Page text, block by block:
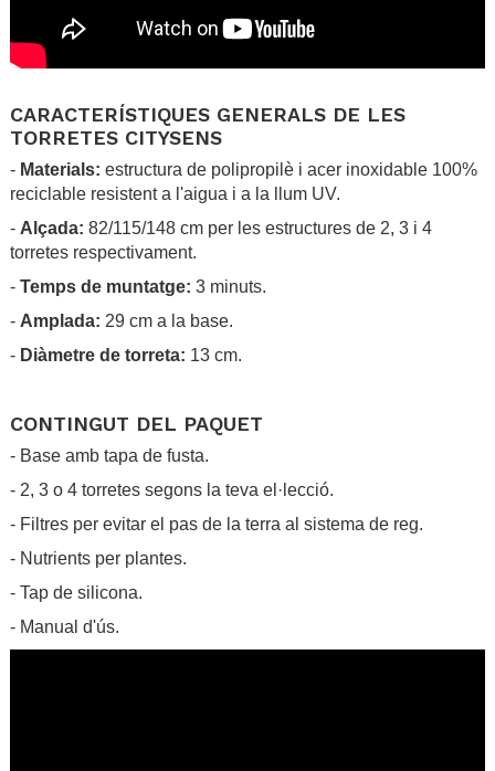
CARACTERÍSTIQUES GENERALS DE LES
TORRETES CITYSENS
- Materials: estructura de polipropilè i acer inoxidable 100%
reciclable resistent a l'aigua i a la llum UV.
- Alçada: 82/115/148 cm per les estructures de 2, 3 i 4
torretes respectivament.
- Temps de muntatge: 3 minuts.
- Amplada: 29 cm a la base.
- Diàmetre de torreta: 13 cm.
CONTINGUT DEL PAQUET
- Base amb tapa de fusta.
- 2, 3 o 4 torretes segons la teva el·lecció.
- Filtres per evitar el pas de la terra al sistema de reg.
- Nutrients per plantes.
- Tap de silicona.
- Manual d'ús.